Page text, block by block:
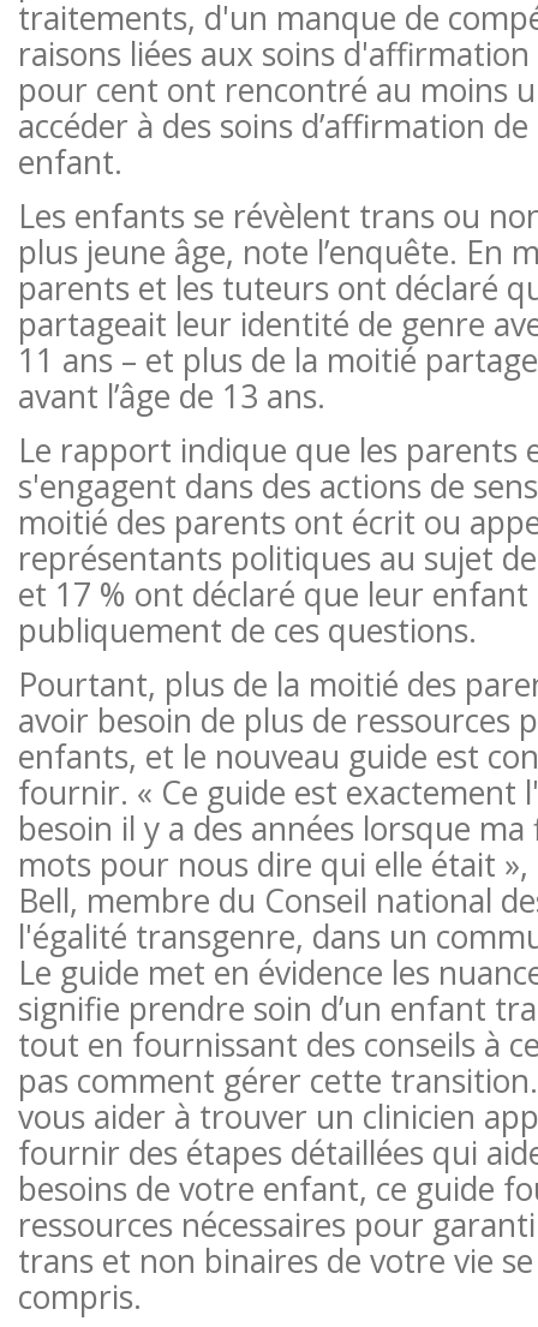
traitements, d'un manque de
raisons liées aux soins
pour cent ont rencontré au moins
accéder à des soins d’affirmation
enfant.
Les enfants se révèlent trans ou
plus jeune âge, note l’enquête. En
parents et les tuteurs ont déclaré
partageait leur identité de genre
11 ans – et plus de la moitié
avant l’âge de 13 ans.
Le rapport indique que les parents
s'engagent dans des actions de
moitié des parents ont écrit ou
représentants politiques au sujet
et 17 % ont déclaré que leur
publiquement de ces questions.
Pourtant, plus de la moitié des
avoir besoin de plus de ressources
enfants, et le nouveau guide est
fournir. « Ce guide est exactement
besoin il y a des années lorsque
mots pour nous dire qui elle était »,
Bell, membre du Conseil national
l'égalité transgenre, dans un
Le guide met en évidence les
signifie prendre soin d’un enfant
tout en fournissant des conseils à
pas comment gérer cette
vous aider à trouver un clinicien
fournir des étapes détaillées qui
besoins de votre enfant, ce guide
ressources nécessaires pour
trans et non binaires de votre vie
compris.